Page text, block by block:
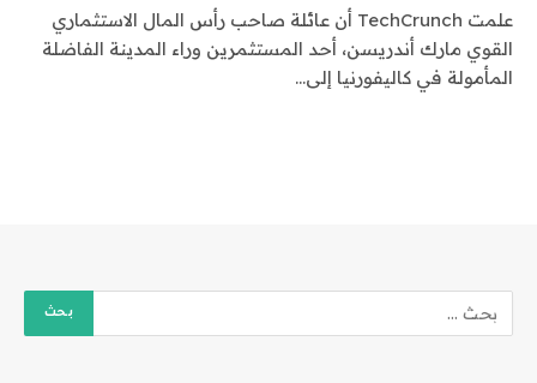
علمت TechCrunch أن عائلة صاحب رأس المال الاستثماري
القوي مارك أندريسن، أحد المستثمرين وراء المدينة الفاضلة
المأمولة في كاليفورنيا إلى…